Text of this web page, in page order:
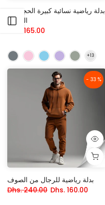
بدلة رياضية نسائية كبيرة الحجم من
الصوف
Dhs. 165.00
- 33 %
بدلة رياضية للرجال من الصوف
Dhs. 240.00 Dhs. 160.00
افتح الشريط الجانبي